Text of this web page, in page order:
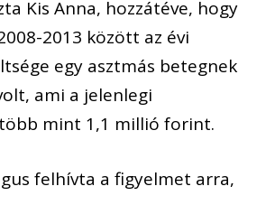
Kis Anna, hozzátéve, hogy
2013 között az évi
egy asztmás betegnek
ami a jelenlegi
mint 1,1 millió forint.
felhívta a figyelmet arra,